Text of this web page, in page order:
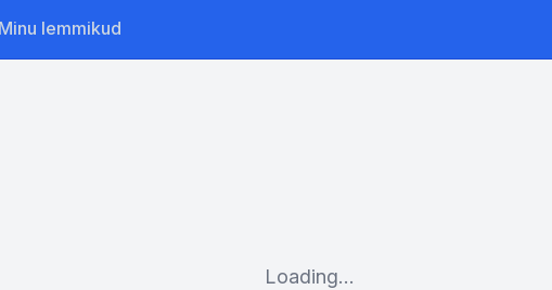
Minu lemmikud
Loading...